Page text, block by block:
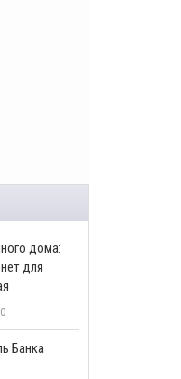
дома:
для
Банка